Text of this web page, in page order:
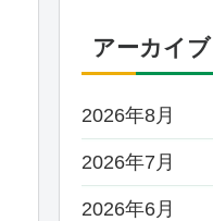
アーカイブ
2026年8月
2026年7月
2026年6月